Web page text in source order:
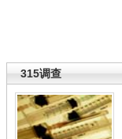
315调查